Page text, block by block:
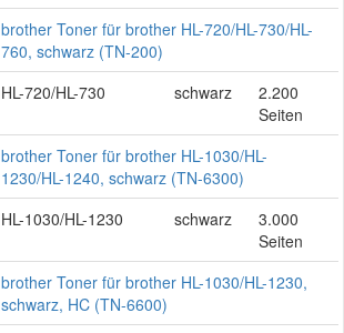
brother Toner für brother HL-720/HL-730/HL-
760, schwarz (TN-200)
HL-720/HL-730
schwarz
2.200
Seiten
brother Toner für brother HL-1030/HL-
1230/HL-1240, schwarz (TN-6300)
HL-1030/HL-1230
schwarz
3.000
Seiten
brother Toner für brother HL-1030/HL-1230,
schwarz, HC (TN-6600)